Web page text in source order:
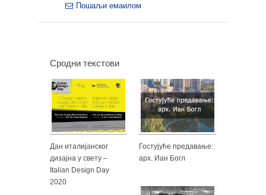
Пошаљи емаилом
Сродни текстови
Дан италијанског
дизајна у свету –
Italian Design Day
2020
Гостујуће предавање:
арх. Иан Богл